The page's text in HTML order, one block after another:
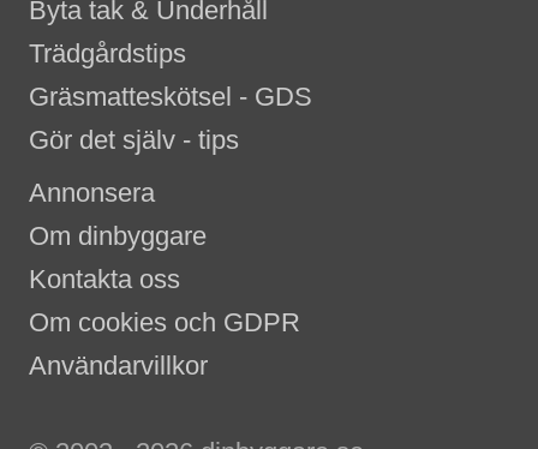
Byta tak & Underhåll
Trädgårdstips
Gräsmatteskötsel - GDS
Gör det själv - tips
Annonsera
Om dinbyggare
Kontakta oss
Om cookies och GDPR
Användarvillkor